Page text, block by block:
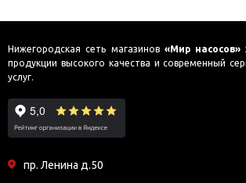
Нижегородская сеть магазинов «Мир насосов»
продукции высокого качества и современный
услуг.
пр. Ленина д.50